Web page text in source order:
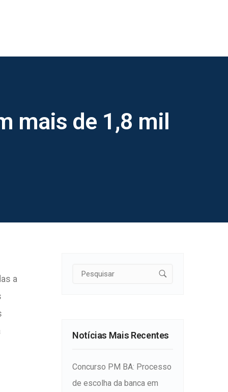
mais de 1,8 mil
a
Notícias Mais Recentes
Concurso PM BA: Processo
de escolha da banca em